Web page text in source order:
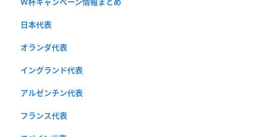
日本代表
オランダ代表
イングランド代表
アルゼンチン代表
フランス代表